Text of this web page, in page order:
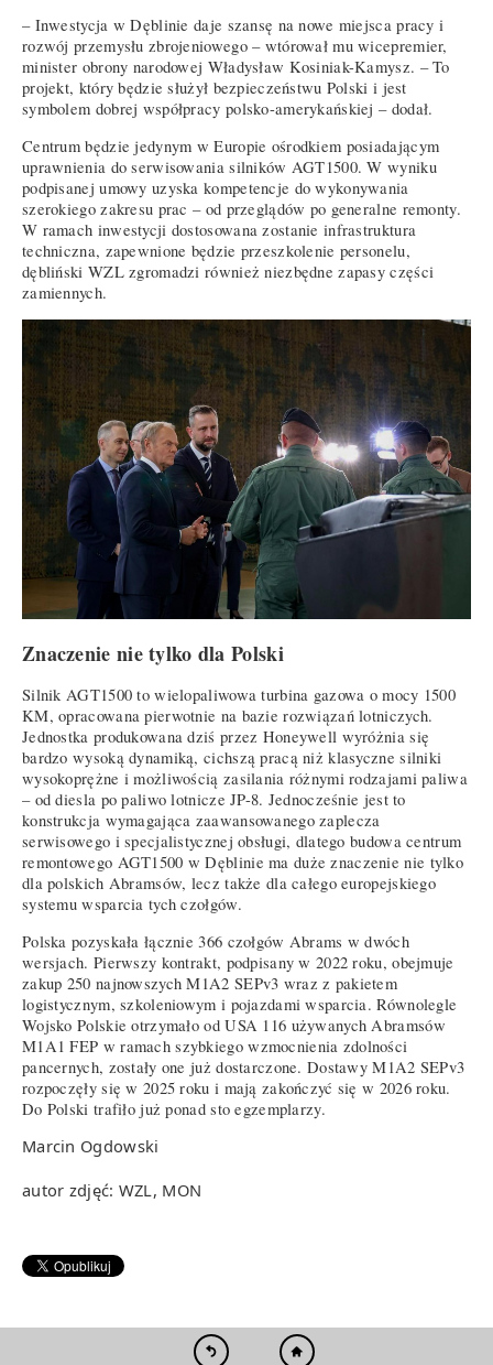
– Inwestycja w Dęblinie daje szansę na nowe miejsca pracy i
rozwój przemysłu zbrojeniowego – wtórował mu wicepremier,
minister obrony narodowej Władysław Kosiniak-Kamysz. – To
projekt, który będzie służył bezpieczeństwu Polski i jest
symbolem dobrej współpracy polsko-amerykańskiej – dodał.
Centrum będzie jedynym w Europie ośrodkiem posiadającym
uprawnienia do serwisowania silników AGT1500. W wyniku
podpisanej umowy uzyska kompetencje do wykonywania
szerokiego zakresu prac – od przeglądów po generalne remonty.
W ramach inwestycji dostosowana zostanie infrastruktura
techniczna, zapewnione będzie przeszkolenie personelu,
dębliński WZL zgromadzi również niezbędne zapasy części
zamiennych.
Znaczenie nie tylko dla Polski
Silnik AGT1500 to wielopaliwowa turbina gazowa o mocy 1500
KM, opracowana pierwotnie na bazie rozwiązań lotniczych.
Jednostka produkowana dziś przez Honeywell wyróżnia się
bardzo wysoką dynamiką, cichszą pracą niż klasyczne silniki
wysokoprężne i możliwością zasilania różnymi rodzajami paliwa
– od diesla po paliwo lotnicze JP-8. Jednocześnie jest to
konstrukcja wymagająca zaawansowanego zaplecza
serwisowego i specjalistycznej obsługi, dlatego budowa centrum
remontowego AGT1500 w Dęblinie ma duże znaczenie nie tylko
dla polskich Abramsów, lecz także dla całego europejskiego
systemu wsparcia tych czołgów.
Polska pozyskała łącznie 366 czołgów Abrams w dwóch
wersjach. Pierwszy kontrakt, podpisany w 2022 roku, obejmuje
zakup 250 najnowszych M1A2 SEPv3 wraz z pakietem
logistycznym, szkoleniowym i pojazdami wsparcia. Równolegle
Wojsko Polskie otrzymało od USA 116 używanych Abramsów
M1A1 FEP w ramach szybkiego wzmocnienia zdolności
pancernych, zostały one już dostarczone. Dostawy M1A2 SEPv3
rozpoczęły się w 2025 roku i mają zakończyć się w 2026 roku.
Do Polski trafiło już ponad sto egzemplarzy.
Marcin Ogdowski
autor zdjęć: WZL, MON